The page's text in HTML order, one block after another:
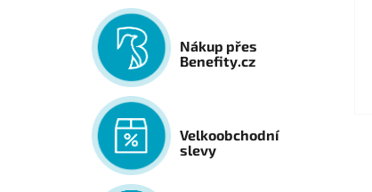
Nákup přes
Benefity.cz
Velkoobchodní
slevy